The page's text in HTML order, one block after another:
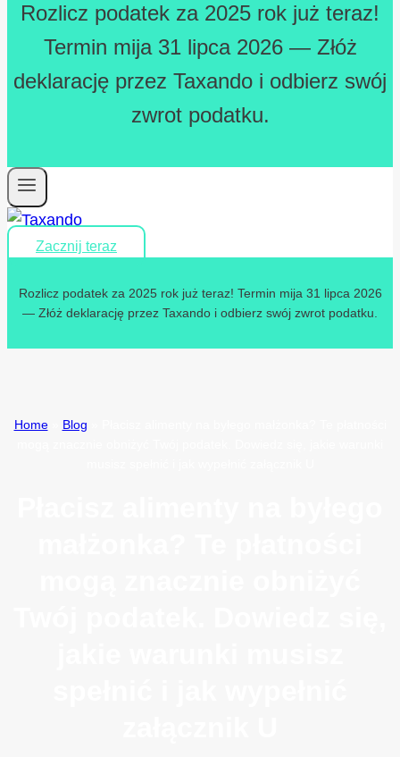
Rozlicz podatek za 2025 rok już teraz!
Termin mija 31 lipca 2026 — Złóż
deklarację przez Taxando i odbierz swój
zwrot podatku.
Zacznij teraz
Rozlicz podatek za 2025 rok już teraz! Termin mija 31 lipca 2026
— Złóż deklarację przez Taxando i odbierz swój zwrot podatku.
Home» Blog